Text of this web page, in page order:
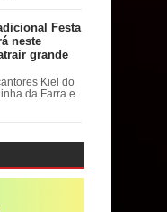
Festa
neste
grande
Kiel do
da Farra e